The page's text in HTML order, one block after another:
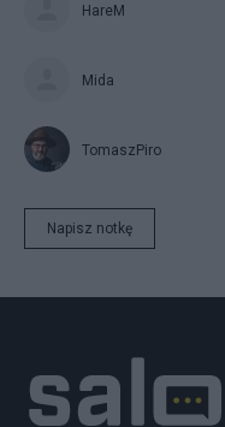
HareM
Mida
TomaszPiro
Napisz notkę